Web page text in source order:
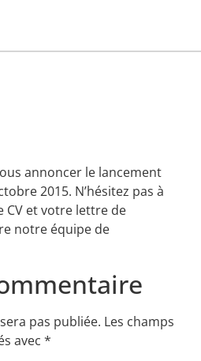
annoncer le lancement
2015. N’hésitez pas à
CV et votre lettre de
notre équipe de
pas publiée. Les champs
avec *